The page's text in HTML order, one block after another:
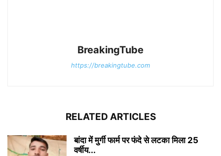
BreakingTube
https://breakingtube.com
RELATED ARTICLES
बांदा में मुर्गी फार्म पर फंदे से लटका मिला 25
वर्षीय...